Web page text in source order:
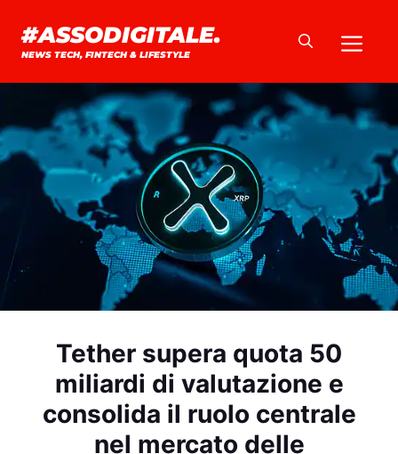
contenuto
#ASSODIGITALE.
NEWS TECH, FINTECH & LIFESTYLE
Tether supera quota 50
miliardi di valutazione e
consolida il ruolo centrale
nel mercato delle